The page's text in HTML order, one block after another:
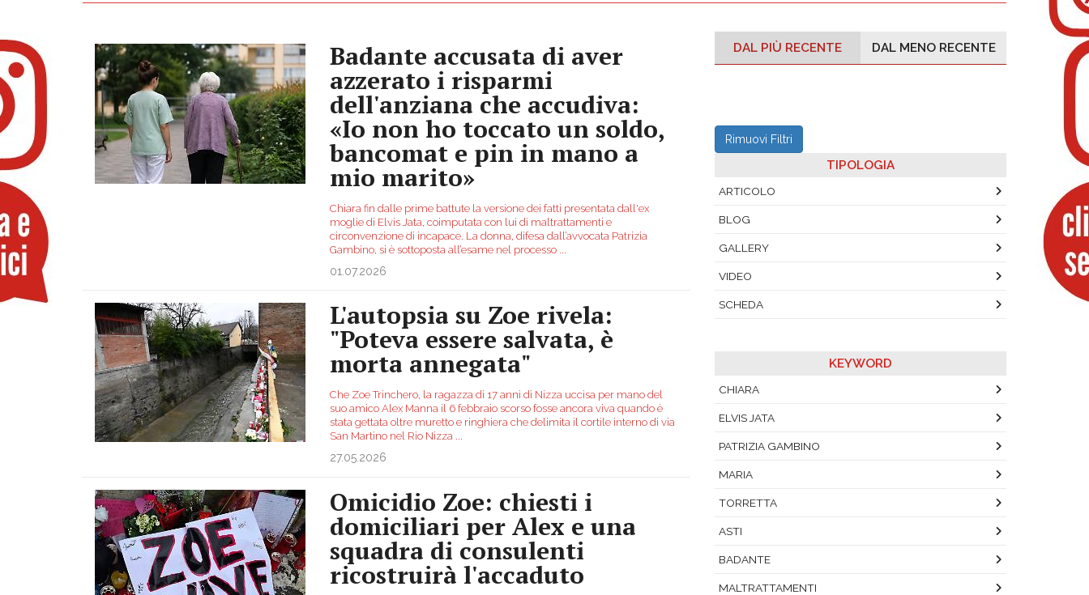
Badante accusata di aver
azzerato i risparmi
dell'anziana che accudiva:
«Io non ho toccato un soldo,
bancomat e pin in mano a
mio marito»
Chiara fin dalle prime battute la versione dei fatti presentata dall'ex
moglie di Elvis Jata, coimputata con lui di maltrattamenti e
circonvenzione di incapace. La donna, difesa dall’avvocata Patrizia
Gambino, si è sottoposta all’esame nel processo
01.07.2026
L'autopsia su Zoe rivela:
"Poteva essere salvata, è
morta annegata"
Che Zoe Trinchero, la ragazza di 17 anni di Nizza uccisa per mano del
suo amico Alex Manna il 6 febbraio scorso fosse ancora viva quando è
stata gettata oltre muretto e ringhiera che delimita il cortile interno di via
San Martino nel Rio Nizza
27.05.2026
Omicidio Zoe: chiesti i
domiciliari per Alex e una
squadra di consulenti
ricostruirà l'accaduto
DAL PIÙ RECENTE DAL MENO RECENTE
Rimuovi Filtri
TIPOLOGIA
ARTICOLO
BLOG
GALLERY
VIDEO
SCHEDA
KEYWORD
CHIARA
ELVIS JATA
PATRIZIA GAMBINO
MARIA
TORRETTA
ASTI
BADANTE
MALTRATTAMENTI